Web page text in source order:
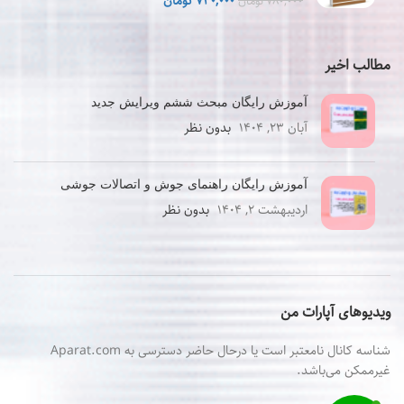
مطالب اخیر
آموزش رایگان مبحث ششم ویرایش جدید
آبان ۲۳, ۱۴۰۴ بدون نظر
آموزش رایگان راهنمای جوش و اتصالات جوشی
اردیبهشت ۲, ۱۴۰۴ بدون نظر
ویدیوهای آپارات من
شناسه کانال نامعتبر است یا درحال حاضر دسترسی به Aparat.com
غیرممکن می‌باشد.